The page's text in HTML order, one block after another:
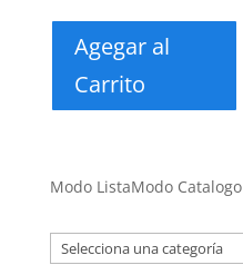
Agegar al
Carrito
Modo ListaModo Catalogo
Selecciona